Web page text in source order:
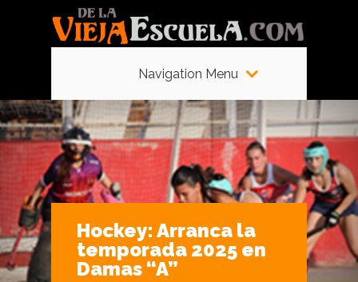
Navigation Menu
Hockey: Arranca la
temporada 2025 en
Damas “A”